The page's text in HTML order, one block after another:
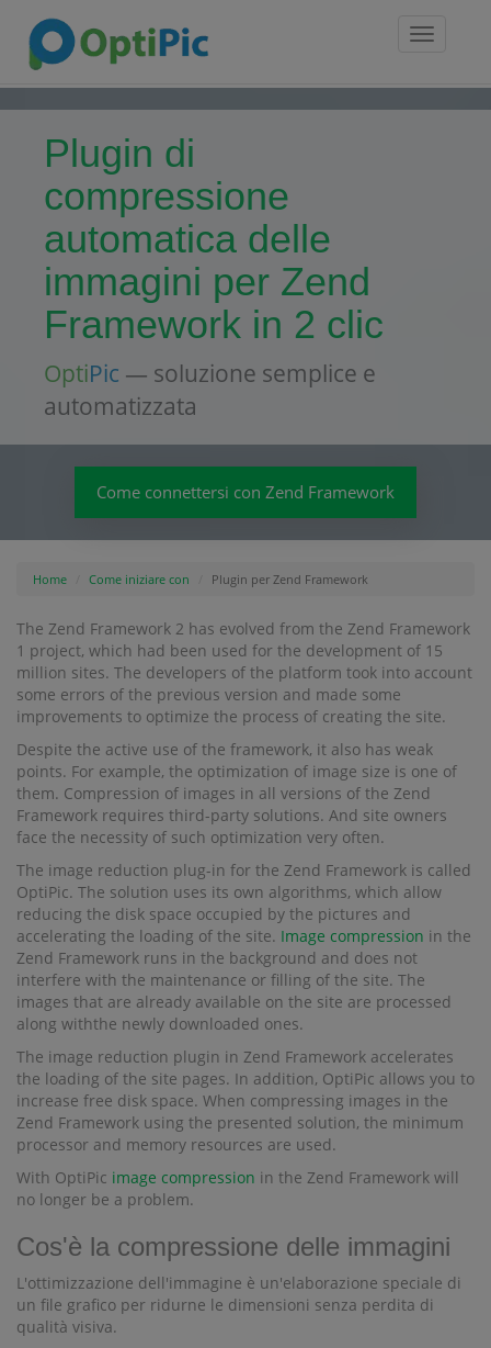
Toggle
Plugin di
compressione
automatica delle
immagini per Zend
Framework in 2 clic
OptiPic — soluzione semplice e
automatizzata
Come connettersi con Zend Framework
Home Come iniziare con Plugin per Zend Framework
The Zend Framework 2 has evolved from the Zend Framework
1 project, which had been used for the development of 15
million sites. The developers of the platform took into account
some errors of the previous version and made some
improvements to optimize the process of creating the site.
Despite the active use of the framework, it also has weak
points. For example, the optimization of image size is one of
them. Compression of images in all versions of the Zend
Framework requires third-party solutions. And site owners
face the necessity of such optimization very often.
The image reduction plug-in for the Zend Framework is called
OptiPic. The solution uses its own algorithms, which allow
reducing the disk space occupied by the pictures and
accelerating the loading of the site. Image compression in the
Zend Framework runs in the background and does not
interfere with the maintenance or filling of the site. The
images that are already available on the site are processed
along withthe newly downloaded ones.
The image reduction plugin in Zend Framework accelerates
the loading of the site pages. In addition, OptiPic allows you to
increase free disk space. When compressing images in the
Zend Framework using the presented solution, the minimum
processor and memory resources are used.
With OptiPic image compression in the Zend Framework will
no longer be a problem.
Cos'è la compressione delle immagini
L'ottimizzazione dell'immagine è un'elaborazione speciale di
un file grafico per ridurne le dimensioni senza perdita di
qualità visiva.